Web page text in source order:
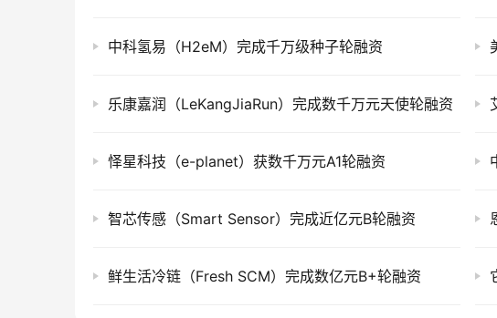
中科氢易（H2eM）完成千万级种子轮融资
乐康嘉润（LeKangJiaRun）完成数千万元天使轮融资
怿星科技（e-planet）获数千万元A1轮融资
智芯传感（Smart Sensor）完成近亿元B轮融资
鲜生活冷链（Fresh SCM）完成数亿元B+轮融资